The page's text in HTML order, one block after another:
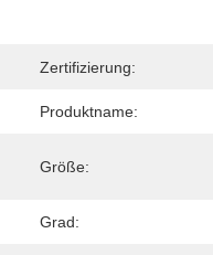
Zertifizierung:
Produktname:
Größe:
Grad: